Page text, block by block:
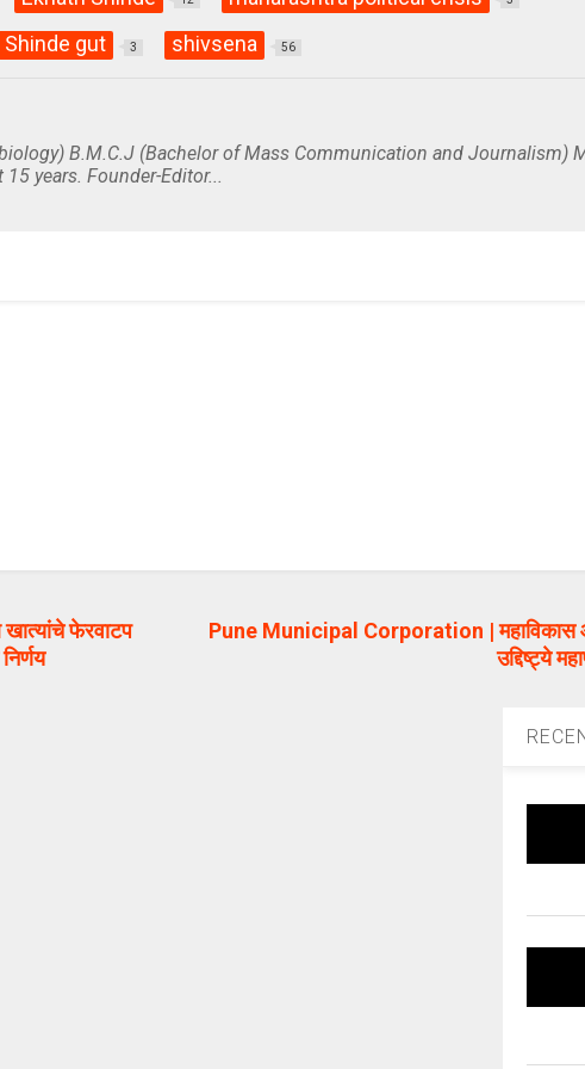
Shinde gut 3 shivsena 56
B.M.C.J (Bachelor of Mass Communication and Journalism)
years. Founder-Editor...
फेरवाटप
Pune Municipal Corporation | महाविकास
उद्दिष्ट्ये